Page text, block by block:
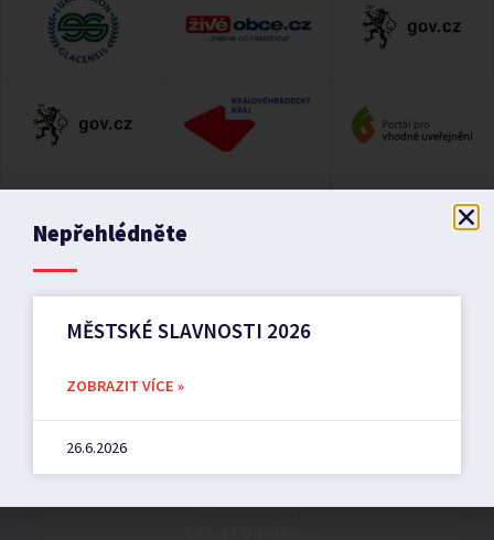
Náměstí 36,
Nepřehlédněte
MĚSTSKÉ SLAVNOSTI 2026
ZOBRAZIT VÍCE »
26.6.2026